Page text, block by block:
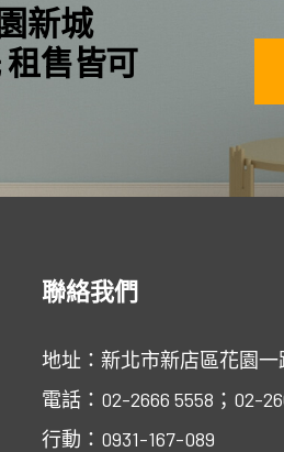
新城
售皆可
聯絡我們
地址：新北市新店區花園一
電話：02-2666 5558；02-
行動：0931-167-089